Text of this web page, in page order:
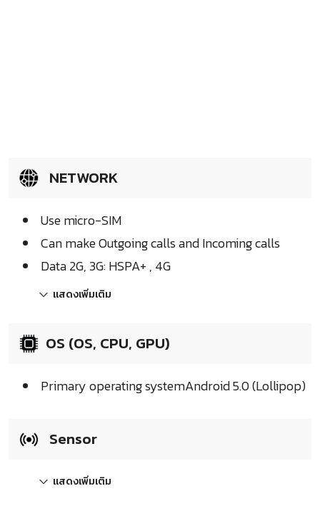
NETWORK
Use micro-SIM
Can make Outgoing calls and Incoming calls
Data 2G, 3G: HSPA+ , 4G
แสดงเพิ่มเติม
OS (OS, CPU, GPU)
Primary operating systemAndroid 5.0 (Lollipop)
Sensor
แสดงเพิ่มเติม